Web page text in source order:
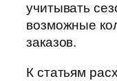
учитывать
возможные
заказов.
К статьям